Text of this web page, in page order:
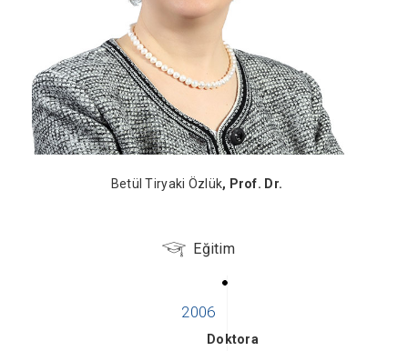
Betül Tiryaki Özlük, Prof. Dr.
Eğitim
Doktora